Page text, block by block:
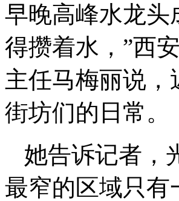
早晚高峰水龙头
得攒着水，”西
主任马梅丽说
街坊们的日常。
她告诉记者，
最窄的区域只有